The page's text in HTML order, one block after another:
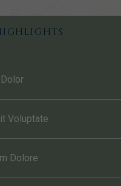
Voluptate
Dolore